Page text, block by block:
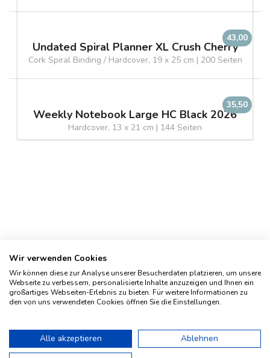
43,00
Undated Spiral Planner XL Crush Cherry
Cork Spiral Binding / Hardcover, 19 x 25 cm | 200 Seiten
35,50
Weekly Notebook Large HC Black 2026
Hardcover, 13 x 21 cm | 144 Seiten
Impressum
Geschichte
Kontakt
Wir verwenden Cookies
Wir können diese zur Analyse unserer Besucherdaten platzieren, um unsere
Webseite zu verbessern, personalisierte Inhalte anzuzeigen und Ihnen ein
großartiges Webseiten-Erlebnis zu bieten. Für weitere Informationen zu
den von uns verwendeten Cookies öffnen Sie die Einstellungen.
Alle akzeptieren
Ablehnen